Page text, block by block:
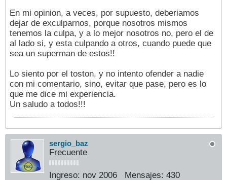
En mi opinion, a veces, por supuesto, deberiamos
dejar de exculparnos, porque nosotros mismos
tenemos la culpa, y a lo mejor nosotros no, pero el de
al lado si, y esta culpando a otros, cuando puede que
sea un superman de estos!!
Lo siento por el toston, y no intento ofender a nadie
con mi comentario, sino, evitar que pase, pero es lo
que me dice mi experiencia.
Un saludo a todos!!!
sergio_baz
Frecuente
Ingreso: nov 2006 Mensajes: 430